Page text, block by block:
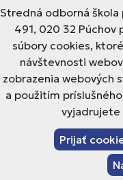
Stredná odborná škola
491, 020 32
súbory cookies,
návštevnosti
zobrazenia webových
a použitím
vyjadrujete
Prijať